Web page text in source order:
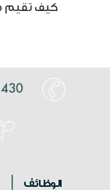
كيف تقيم
06-5635430
الوظائف